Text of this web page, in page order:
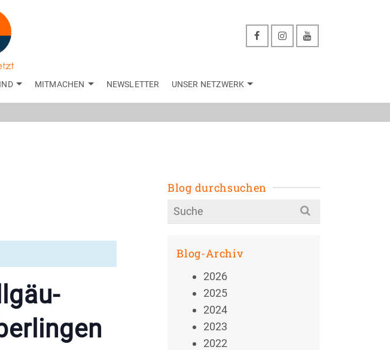
MITMACHEN NEWSLETTER UNSER NETZWERK
Blog durchsuchen
Search
for:
Blog-Archiv
2026
2025
2024
2023
2022